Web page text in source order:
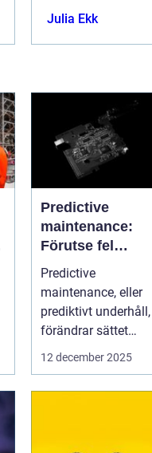
Julia Ekk
Predictive
maintenance:
Förutse fel
innan de
uppstår med
hjälp av
sensorer
Predictive
maintenance, eller
prediktivt underhåll,
förändrar sättet
föret...
12 december 2025